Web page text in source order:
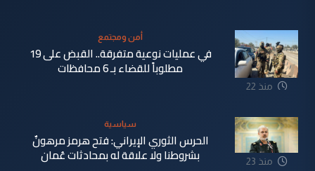
منذ 22
أمن ومجتمع
في عمليات نوعية متفرقة.. القبض على 19
مطلوباً للقضاء بـ 6 محافظات
منذ 23
سياسية
الحرس الثوري الإيراني: فتح هرمز مرهونٌ
بشروطنا ولا علاقة له بمحادثات عُمان